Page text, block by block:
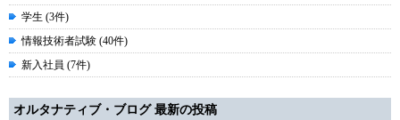
学生 (3件)
情報技術者試験 (40件)
新入社員 (7件)
オルタナティブ・ブログ 最新の投稿